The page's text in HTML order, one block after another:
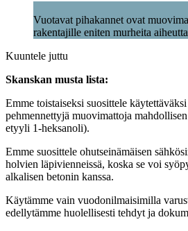
Vuotavat pihakannet ovat
rakentajille eniten murheita
Kuuntele juttu
Skanskan musta lista:
Emme toistaiseksi suosittele
pehmennettyjä muovimattoja
etyyli 1-heksanoli).
Emme suosittele ohutseinämäisen
holvien läpivienneissä, koska se voi
alkalisen betonin kanssa.
Käytämme vain vuodonilmaisimilla
edellytämme huolellisesti tehdyt ja